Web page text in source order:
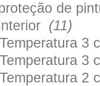
de
(11)